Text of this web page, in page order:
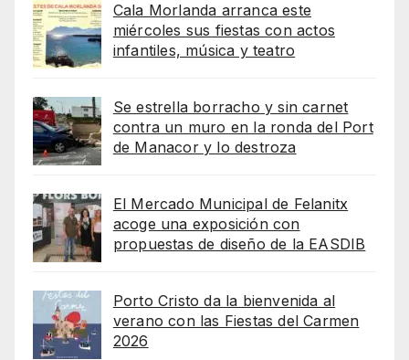
Cala Morlanda arranca este
miércoles sus fiestas con actos
infantiles, música y teatro
Se estrella borracho y sin carnet
contra un muro en la ronda del Port
de Manacor y lo destroza
El Mercado Municipal de Felanitx
acoge una exposición con
propuestas de diseño de la EASDIB
Porto Cristo da la bienvenida al
verano con las Fiestas del Carmen
2026